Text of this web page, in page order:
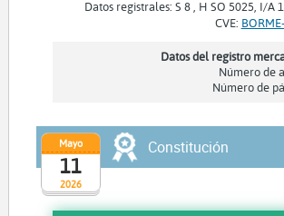
Datos registrales: S 8 , H SO 5025, I/A
CVE:
Datos del registro
Número de
Número de
2026
Mayo
11
Constitución